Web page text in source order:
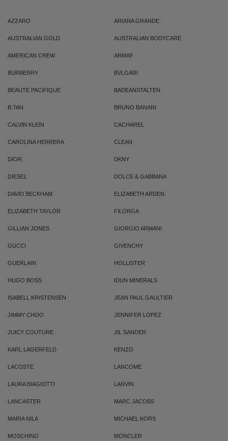
AZZARO ARIANA GRANDE
AUSTRALIAN GOLD AUSTRALIAN BODYCARE
AMERICAN CREW ARMAF
BURBERRY BVLGARI
BEAUTE PACIFIQUE BADEANSTALTEN
B.TAN BRUNO BANANI
CALVIN KLEIN CACHAREL
CAROLINA HERRERA CLEAN
DIOR DKNY
DIESEL DOLCE & GABBANA
DAVID BECKHAM ELIZABETH ARDEN
ELIZABETH TAYLOR FILORGA
GILLIAN JONES GIORGIO ARMANI
GUCCI GIVENCHY
GUERLAIN HOLLISTER
HUGO BOSS IDUN MINERALS
ISABELL KRISTENSEN JEAN PAUL GAULTIER
JIMMY CHOO JENNIFER LOPEZ
JUICY COUTURE JIL SANDER
KARL LAGERFELD KENZO
LACOSTE LANCOME
LAURA BIAGIOTTI LANVIN
LANCASTER MARC JACOBS
MARIA NILA MICHAEL KORS
MOSCHINO MONCLER